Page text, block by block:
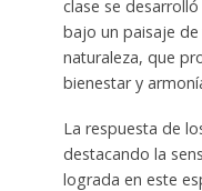
clase se
bajo un paisaje
naturaleza, que
bienestar y
La respuesta de
destacando la
lograda en este